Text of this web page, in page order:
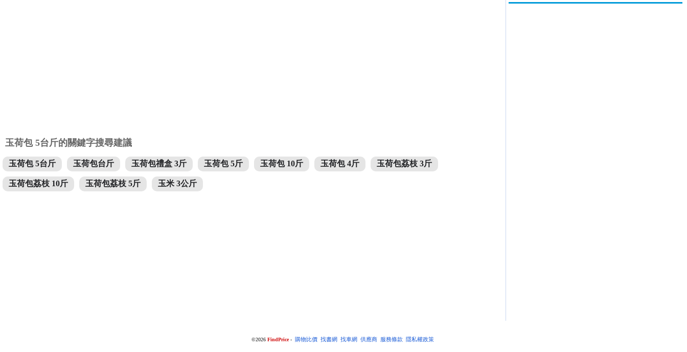
玉荷包 5台斤的關鍵字搜尋建議
玉荷包 5台斤 玉荷包台斤 玉荷包禮盒 3斤 玉荷包 5斤 玉荷包 10斤 玉荷包 4斤 玉荷包荔枝 3斤
玉荷包荔枝 10斤 玉荷包荔枝 5斤 玉米 3公斤
©2026 FindPrice- 購物比價 找書網 找車網 供應商 服務條款 隱私權政策